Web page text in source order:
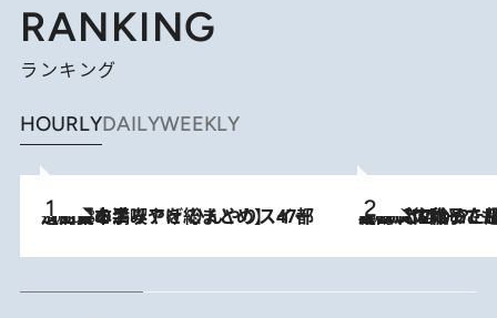
RANKING
ランキング
HOURLYDAILYWEEKLY
2026.8.5
【西日本エリアを総まとめ】 47都道府県の手みやげ ひんやりスイーツで夏を満喫 2026.8.5
【阿川佐和子さんの年とる力】なぜ70代で始めた趣味は“こんなに楽しい”のか？ ピアノ、俳句…スランプに陥っても続けられる“ある秘訣”とは